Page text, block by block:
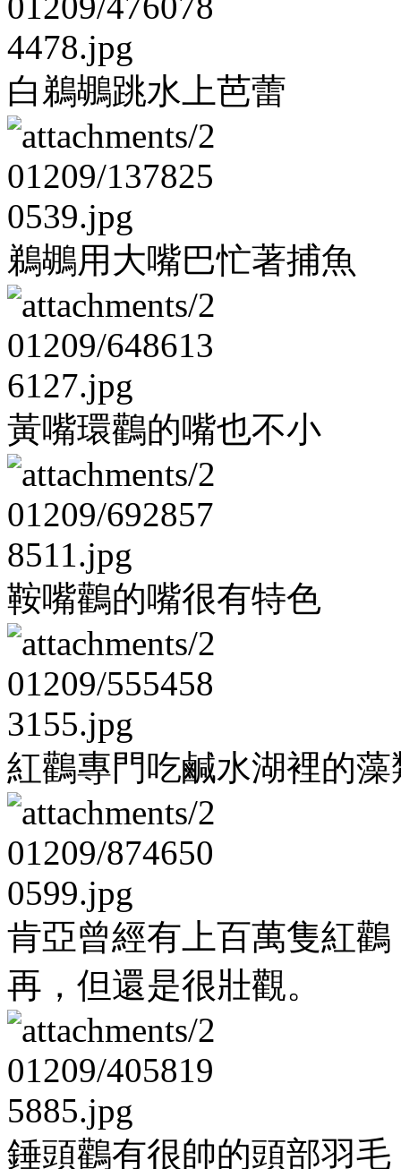
白鵜鶘跳水上芭蕾
鵜鶘用大嘴巴忙著捕魚
黃嘴環鸛的嘴也不小
鞍嘴鸛的嘴很有特色
紅鸛專門吃鹹水湖裡的藻
肯亞曾經有上百萬隻紅
再，但還是很壯觀。
錘頭鸛有很帥的頭部羽毛